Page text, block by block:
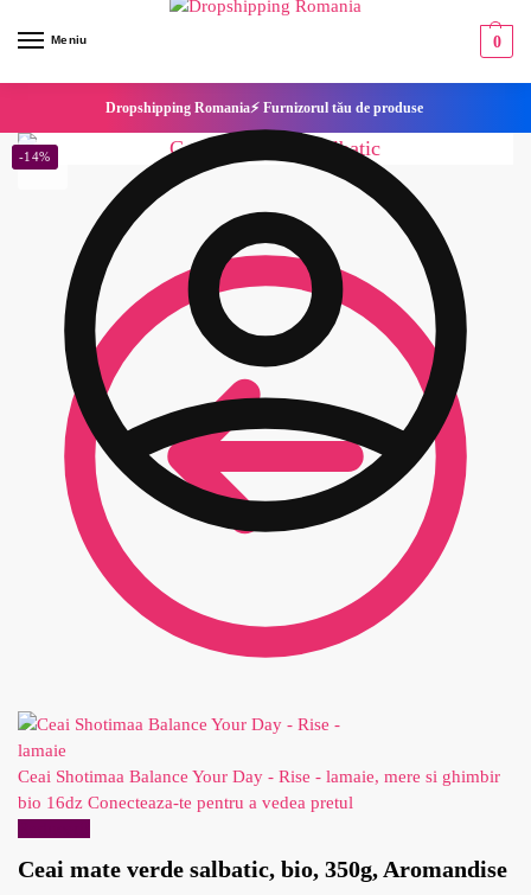
Meniu 0
Dropshipping Romania⚡ Furnizorul tău de produse
Ceai Shotimaa Balance Your Day - Rise - lamaie, mere si ghimbir
bio 16dz Conecteaza-te pentru a vedea pretul
Ceai mate verde salbatic, bio, 350g, Aromandise
-14%